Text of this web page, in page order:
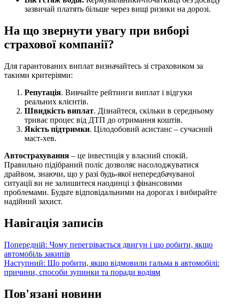
зазвичай платять більше через вищі ризики на дорозі.
На що звернути увагу при виборі
страхової компанії?
Для гарантованих виплат визначайтесь зі страховиком за
такими критеріями:
Репутація. Вивчайте рейтинги виплат і відгуки
реальних клієнтів.
Швидкість виплат. Дізнайтеся, скільки в середньому
триває процес від ДТП до отримання коштів.
Якість підтримки. Цілодобовий асистанс – сучасний
маст-хев.
Автострахування – це інвестиція у власний спокій.
Правильно підібраний поліс дозволяє насолоджуватися
драйвом, знаючи, що у разі будь-якої непередбачуваної
ситуації ви не залишитеся наодинці з фінансовими
проблемами. Будьте відповідальними на дорогах і вибирайте
надійний захист.
Навігація записів
Попередній: Чому перегрівається двигун і що робити, якщо
автомобіль закипів
Наступний: Що робити, якщо відмовили гальма в автомобілі:
причини, способи зупинки та поради водіям
Пов'язані новини